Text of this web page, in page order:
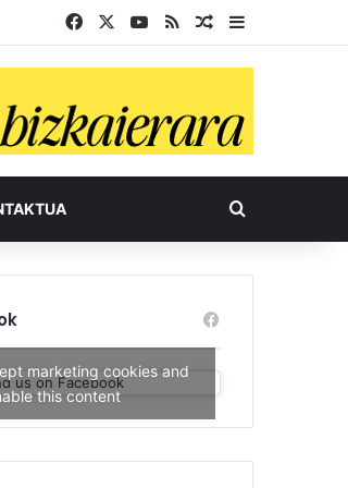
Facebook YouTube
RSS Ausazko
Bilatu
us on Facebook
marketing cookies and
this content